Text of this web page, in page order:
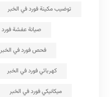
توضيب مكينة فورد في الخبر
صيانة عفشة فورد
فحص فورد في الخبر
كهربائي فورد في الخبر
ميكانيكي فورد في الخبر